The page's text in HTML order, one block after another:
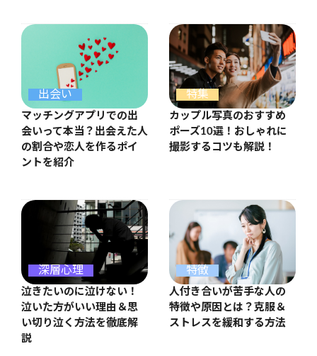
出会い
マッチングアプリでの出
会いって本当？出会えた人
の割合や恋人を作るポイ
ントを紹介
特集
カップル写真のおすすめ
ポーズ10選！おしゃれに
撮影するコツも解説！
深層心理
泣きたいのに泣けない！
泣いた方がいい理由＆思
い切り泣く方法を徹底解
説
特徴
人付き合いが苦手な人の
特徴や原因とは？克服＆
ストレスを緩和する方法